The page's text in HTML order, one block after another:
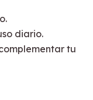
diario.
tu